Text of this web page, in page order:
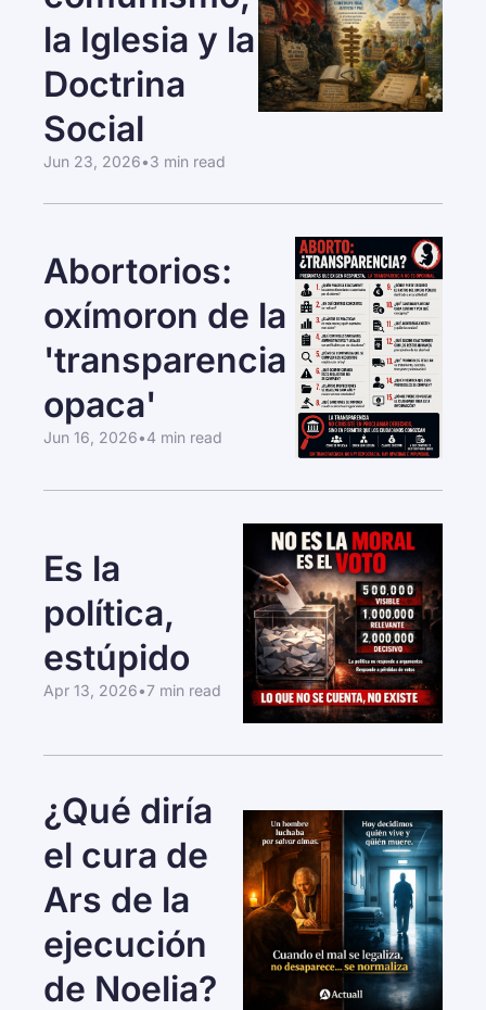
la Iglesia y la
Doctrina
Social
Jun 23, 2026•3 min read
Abortorios:
oxímoron de la
'transparencia
opaca'
Jun 16, 2026•4 min read
Es la
política,
estúpido
Apr 13, 2026•7 min read
¿Qué diría
el cura de
Ars de la
ejecución
de Noelia?